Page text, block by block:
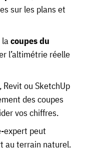
sur les plans et
lacoupes du
l’altimétrie réelle
Revit ou SketchUp
des coupes
vos chiffres.
expert peut
au terrain naturel.